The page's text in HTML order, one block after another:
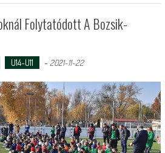
Folytatódott A Bozsik-
U14-U11 - 2021-11-22